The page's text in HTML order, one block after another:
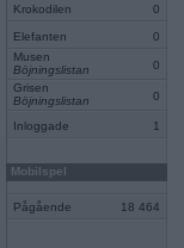
Krokodilen 0
Elefanten
0
Musen
Böjningslistan
0
Grisen
Böjningslistan
0
Inloggade 1
Mobilspel
Pågående 18 464